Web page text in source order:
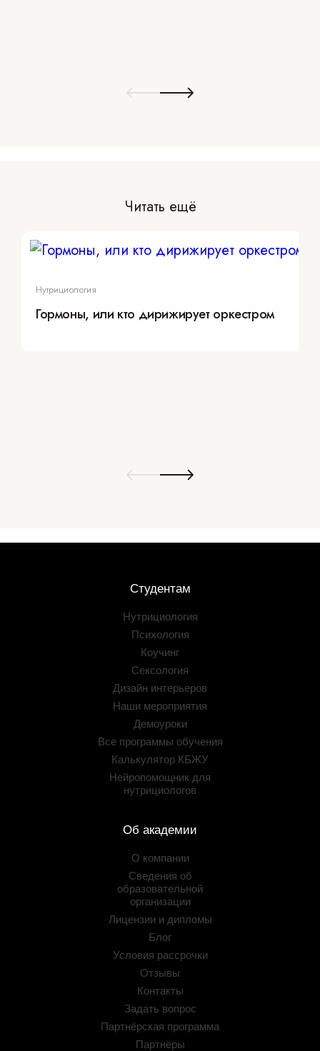
Читать ещё
Нутрициология
Гормоны, или кто дирижирует оркестром
Студентам
Нутрициология
Психология
Коучинг
Сексология
Дизайн интерьеров
Наши мероприятия
Демоуроки
Все программы обучения
Калькулятор КБЖУ
Нейропомощник для
нутрициологов
Об академии
О компании
Сведения об
образовательной
организации
Лицензии и дипломы
Блог
Условия рассрочки
Отзывы
Контакты
Задать вопрос
Партнёрская программа
Партнёры